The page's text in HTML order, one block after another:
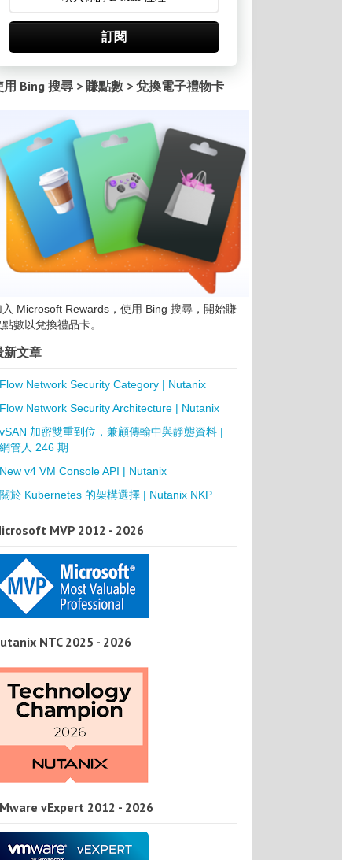
訂閱
用 Bing 搜尋 > 賺點數 > 兌換電子禮物卡
入 Microsoft Rewards，使用 Bing 搜尋，開始賺
數以兌換禮品卡。
新文章
Flow Network Security Category | Nutanix
Flow Network Security Architecture | Nutanix
vSAN 加密雙重到位，兼顧傳輸中與靜態資料 |
網管人 246 期
New v4 VM Console API | Nutanix
關於 Kubernetes 的架構選擇 | Nutanix NKP
MVP 2012 - 2026
NTC 2025 - 2026
vExpert 2012 - 2026